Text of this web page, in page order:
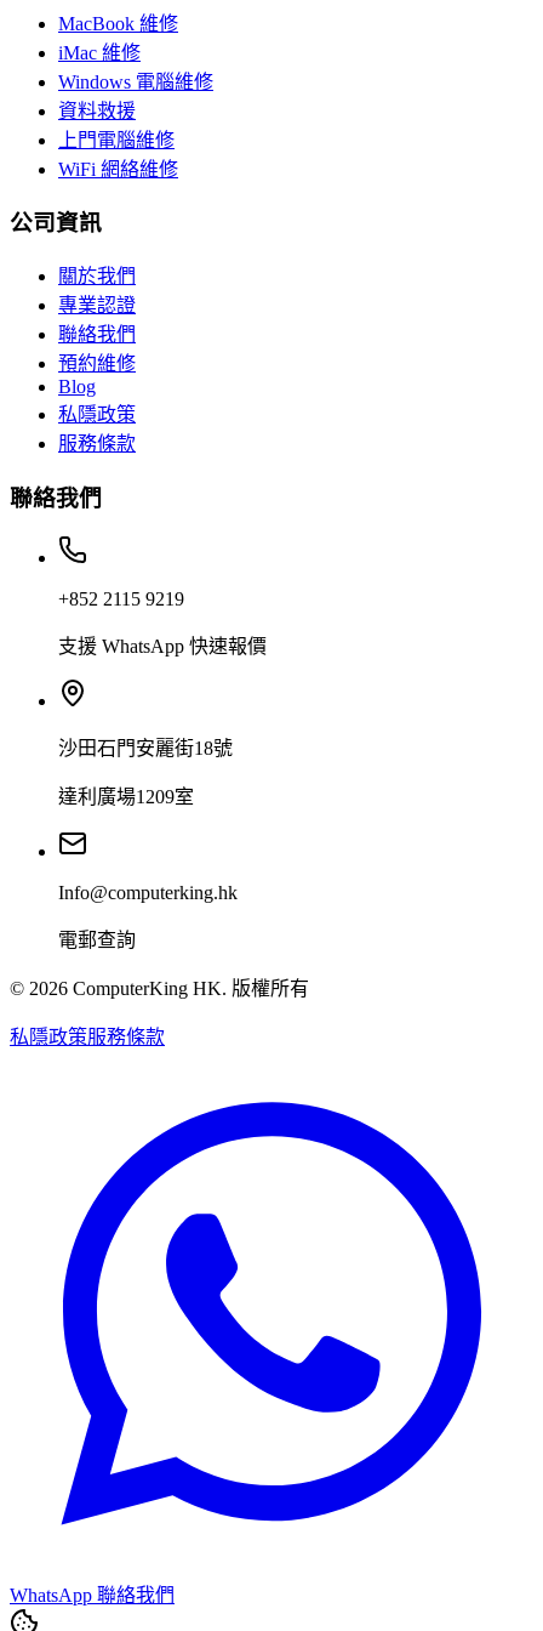
MacBook 維修
iMac 維修
Windows 電腦維修
資料救援
上門電腦維修
WiFi 網絡維修
公司資訊
關於我們
專業認證
聯絡我們
預約維修
Blog
私隱政策
服務條款
聯絡我們
+852 2115 9219
支援 WhatsApp 快速報價
沙田石門安麗街18號
達利廣場1209室
Info@computerking.hk
電郵查詢
© 2026 ComputerKing HK. 版權所有
私隱政策服務條款
WhatsApp 聯絡我們